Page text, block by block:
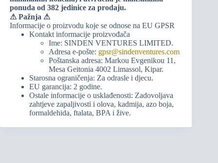
ponuda od 382 jedinice za prodaju.
⚠ Pažnja ⚠
Informacije o proizvodu koje se odnose na EU GPSR
Kontakt informacije proizvođača
Ime: SINDEN VENTURES LIMITED.
Adresa e-pošte: gpsr@sindenventures.com
Poštanska adresa: Markou Evgenikou 11,
Mesa Geitonia 4002 Limassol, Kipar.
Starosna ograničenja: Za odrasle i djecu.
EU garancija: 2 godine.
Ostale informacije o usklađenosti: Zadovoljava
zahtjeve zapaljivosti i olova, kadmija, azo boja,
formaldehida, ftalata, BPA i žive.